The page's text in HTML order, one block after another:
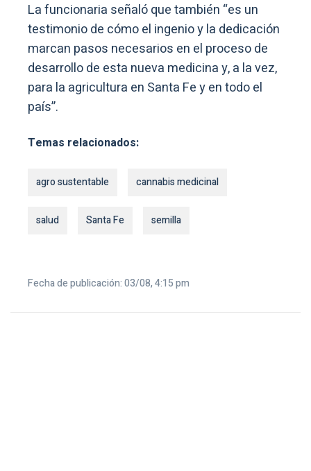
La funcionaria señaló que también “es un
testimonio de cómo el ingenio y la dedicación
marcan pasos necesarios en el proceso de
desarrollo de esta nueva medicina y, a la vez,
para la agricultura en Santa Fe y en todo el
país”.
Temas relacionados:
agro sustentable cannabis medicinal
salud Santa Fe semilla
Fecha de publicación: 03/08, 4:15 pm